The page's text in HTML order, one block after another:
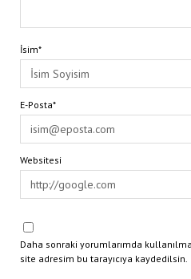
İsim*
E-Posta*
Websitesi
Daha sonraki yorumlarımda
site adresim bu tarayıcıya kaydedilsin.